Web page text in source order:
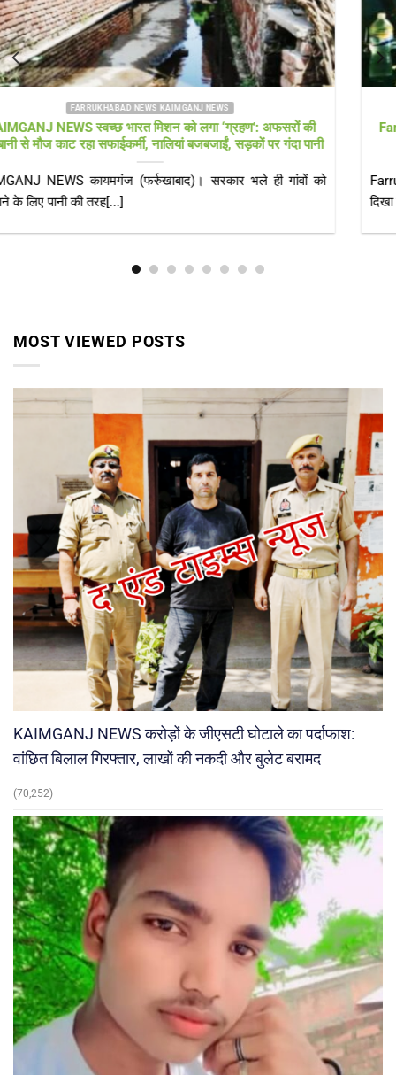
FARRUKHABAD NEWS
Farrukhabad news फतेहगढ़ में अवैध गैस रिफिलिंग का भंडाफोड़, घर-
दुकान से 9 घरेलू सिलेंडर और रिफलर बरामद
Farrukhabad news रात में हुई छापेमारी से मचा हड़कंप, अभिलेख नहीं
दिखा सके आरोपी; आवश्यक[...]
MOST VIEWED POSTS
KAIMGANJ NEWS करोड़ों के जीएसटी घोटाले का पर्दाफाश:
वांछित बिलाल गिरफ्तार, लाखों की नकदी और बुलेट बरामद
(70,252)